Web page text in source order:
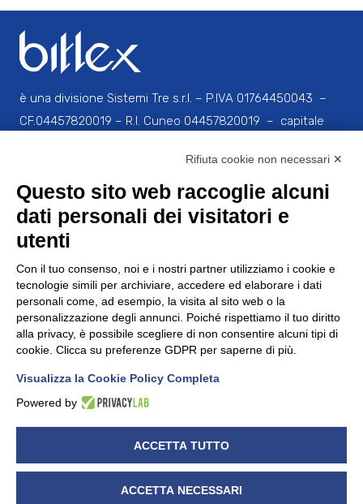
è una divisione Sistemi Tre s.r.l. – P.IVA 01764450043 –
CF.04457820019 – R.I. Cuneo 04457820019 – capitale
C.so Canale, 52/C 12051 – ALBA (CN) – ITALY – Tel. +39
0173/444111 – Fax +39 0173/444222 – info@bitlex.it –
www.bitlex.it
Privacy policy–Cookie Policy
Modifica preferenze Cookie
Rifiuta cookie non necessari ✕
Questo sito web raccoglie alcuni
dati personali dei visitatori e
utenti
Con il tuo consenso, noi e i nostri partner utilizziamo i cookie e
tecnologie simili per archiviare, accedere ed elaborare i dati
personali come, ad esempio, la visita al sito web o la
personalizzazione degli annunci. Poiché rispettiamo il tuo diritto
alla privacy, è possibile scegliere di non consentire alcuni tipi di
cookie. Clicca su preferenze GDPR per saperne di più.
Visualizza la Cookie Policy Completa
Powered by
ACCETTA TUTTO
ACCETTA NECESSARI